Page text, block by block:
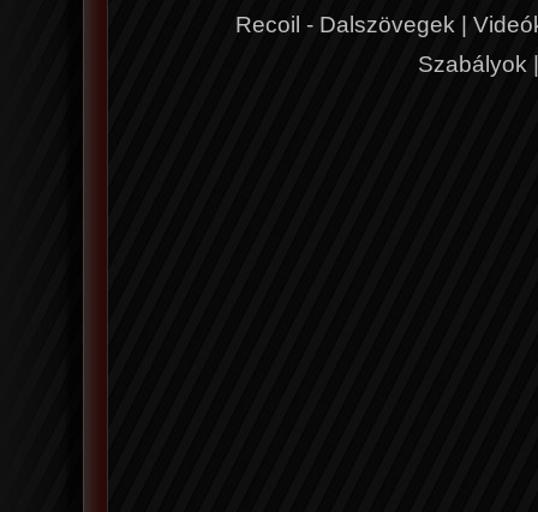
Recoil - Dalszövegek
Szabályok